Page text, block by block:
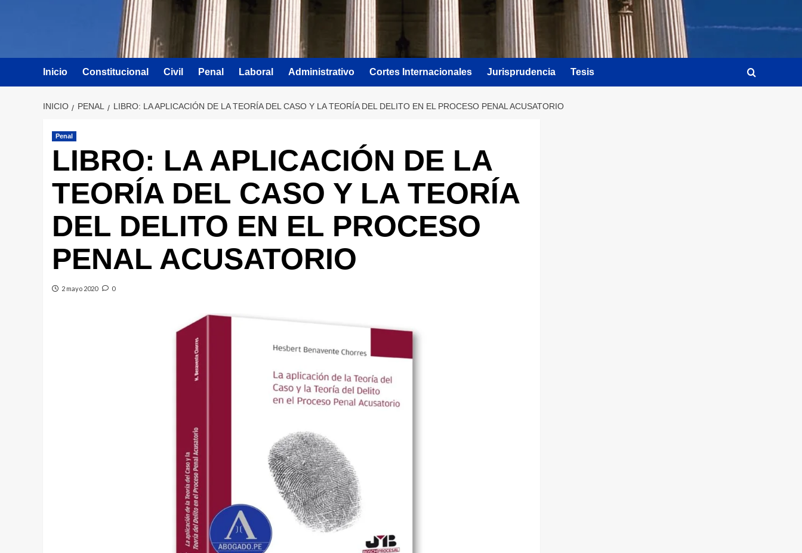
Inicio Constitucional Civil Penal Laboral Administrativo Cortes Internacionales Jurisprudencia Tesis
INICIO PENAL LIBRO: LA APLICACIÓN DE LA TEORÍA DEL CASO Y LA TEORÍA DEL DELITO EN EL PROCESO PENAL ACUSATORIO
Penal
LIBRO: LA APLICACIÓN DE LA
TEORÍA DEL CASO Y LA TEORÍA
DEL DELITO EN EL PROCESO
PENAL ACUSATORIO
2 mayo 2020 0